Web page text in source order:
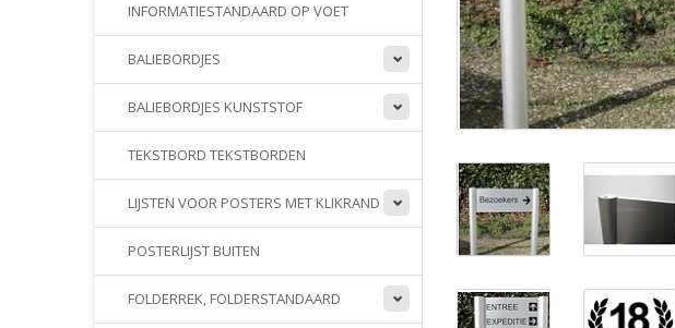
INFORMATIESTANDAARD OP VOET
BALIEBORDJES
BALIEBORDJES KUNSTSTOF
TEKSTBORD TEKSTBORDEN
LIJSTEN VOOR POSTERS MET KLIKRAND
POSTERLIJST BUITEN
FOLDERREK, FOLDERSTANDAARD